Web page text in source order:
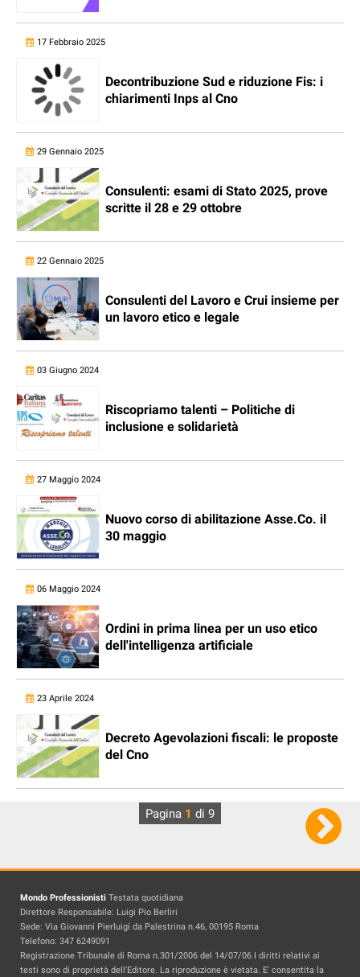
17 Febbraio 2025
Decontribuzione Sud e riduzione Fis: i
chiarimenti Inps al Cno
29 Gennaio 2025
Consulenti: esami di Stato 2025, prove
scritte il 28 e 29 ottobre
22 Gennaio 2025
Consulenti del Lavoro e Crui insieme per
un lavoro etico e legale
03 Giugno 2024
Riscopriamo talenti – Politiche di
inclusione e solidarietà
27 Maggio 2024
Nuovo corso di abilitazione Asse.Co. il
30 maggio
06 Maggio 2024
Ordini in prima linea per un uso etico
dell'intelligenza artificiale
23 Aprile 2024
Decreto Agevolazioni fiscali: le proposte
del Cno
Pagina 1 di 9
Mondo Professionisti Testata quotidiana
Direttore Responsabile: Luigi Pio Berliri
Sede: Via Giovanni Pierluigi da Palestrina n.46, 00195 Roma
Telefono: 347 6249091
Registrazione Tribunale di Roma n.301/2006 del 14/07/06 I diritti relativi ai
testi sono di proprietà dell'Editore. La riproduzione è vietata. E' consentita la